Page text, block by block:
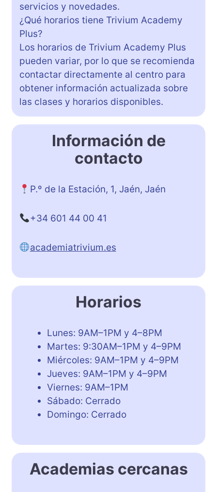
servicios y novedades.
¿Qué horarios tiene Trivium Academy
Plus?
Los horarios de Trivium Academy Plus
pueden variar, por lo que se recomienda
contactar directamente al centro para
obtener información actualizada sobre
las clases y horarios disponibles.
Información de
contacto
P.º de la Estación, 1, Jaén, Jaén
+34 601 44 00 41
academiatrivium.es
Horarios
Lunes: 9AM–1PM y 4–8PM
Martes: 9:30AM–1PM y 4–9PM
Miércoles: 9AM–1PM y 4–9PM
Jueves: 9AM–1PM y 4–9PM
Viernes: 9AM–1PM
Sábado: Cerrado
Domingo: Cerrado
Academias cercanas